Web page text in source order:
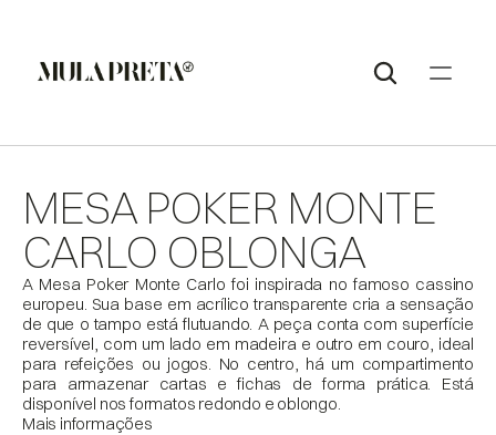
MESA POKER MONTE
CARLO OBLONGA
A Mesa Poker Monte Carlo foi inspirada no famoso cassino
europeu. Sua base em acrílico transparente cria a sensação
de que o tampo está flutuando. A peça conta com superfície
reversível, com um lado em madeira e outro em couro, ideal
para refeições ou jogos. No centro, há um compartimento
para armazenar cartas e fichas de forma prática. Está
disponível nos formatos redondo e oblongo.
Mais informações